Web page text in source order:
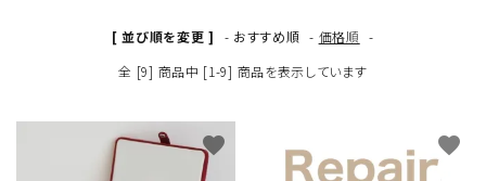
[ 並び順を変更 ] - おすすめ順 - 価格順 -
全 [9] 商品中 [1-9] 商品を表示しています
favorite favorite